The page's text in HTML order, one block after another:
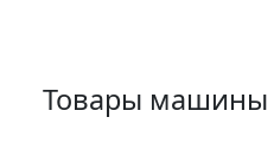
Товары машины